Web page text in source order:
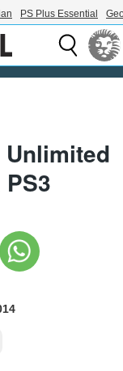
PS Plus Essential
Unlimited